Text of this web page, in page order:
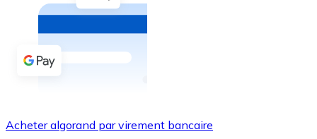
Achetez des cryptomonnaies en espèces et d'autres
Acheter avec espèces
Virement SEPA
Acheter algorand par virement bancaire